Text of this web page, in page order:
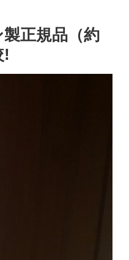
正規品（約
!